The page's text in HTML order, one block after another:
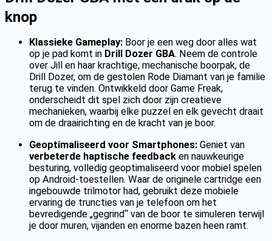
knop
Klassieke Gameplay: Boor je een weg door alles wat
op je pad komt in Drill Dozer GBA. Neem de controle
over Jill en haar krachtige, mechanische boorpak, de
Drill Dozer, om de gestolen Rode Diamant van je familie
terug te vinden. Ontwikkeld door Game Freak,
onderscheidt dit spel zich door zijn creatieve
mechanieken, waarbij elke puzzel en elk gevecht draait
om de draairichting en de kracht van je boor.
Geoptimaliseerd voor Smartphones: Geniet van
verbeterde haptische feedback en nauwkeurige
besturing, volledig geoptimaliseerd voor mobiel spelen
op Android-toestellen. Waar de originele cartridge een
ingebouwde trilmotor had, gebruikt deze mobiele
ervaring de truncties van je telefoon om het
bevredigende „gegrind“ van de boor te simuleren terwijl
je door muren, vijanden en enorme bazen heen ramt.